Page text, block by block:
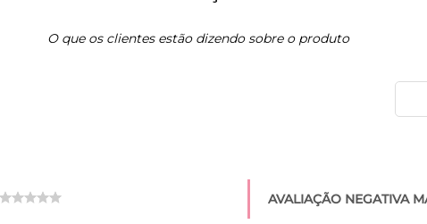
O que os clientes estão dizendo sobre o produto
AVALIAÇÃO NEGATIVA